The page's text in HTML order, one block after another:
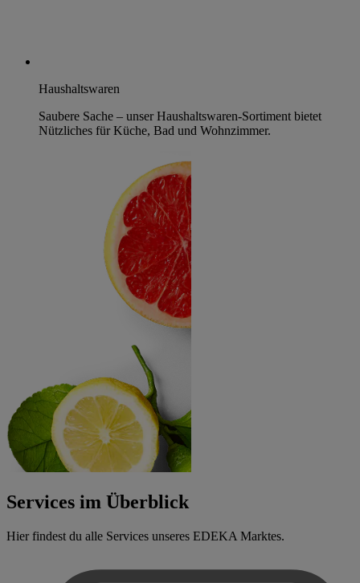
Haushaltswaren
Saubere Sache – unser Haushaltswaren-Sortiment bietet
Nützliches für Küche, Bad und Wohnzimmer.
Services im Überblick
Hier findest du alle Services unseres EDEKA Marktes.